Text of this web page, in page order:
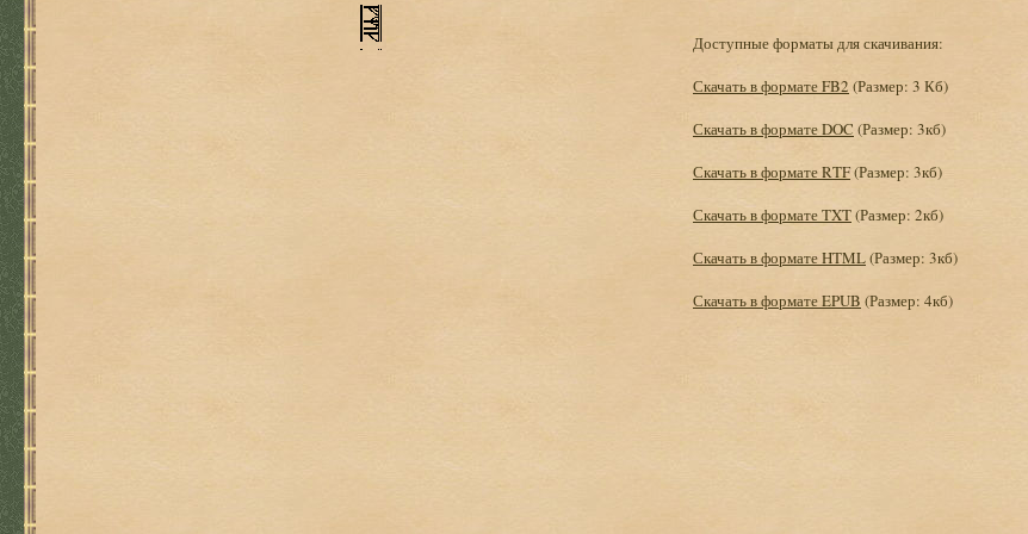
Доступные форматы для скачивания:
Скачать в формате FB2 (Размер: 3 Кб)
Скачать в формате DOC (Размер: 3кб)
Скачать в формате RTF(Размер: 3кб)
Скачать в формате TXT(Размер: 2кб)
Скачать в формате HTML(Размер: 3кб)
Скачать в формате EPUB (Размер: 4кб)